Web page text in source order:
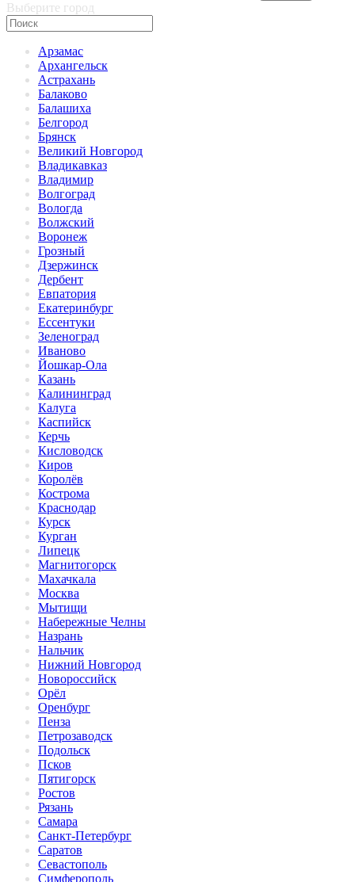
Выберите город
Арзамас
Архангельск
Астрахань
Балаково
Балашиха
Белгород
Брянск
Великий Новгород
Владикавказ
Владимир
Волгоград
Вологда
Волжский
Воронеж
Грозный
Дзержинск
Дербент
Евпатория
Екатеринбург
Ессентуки
Зеленоград
Иваново
Йошкар-Ола
Казань
Калининград
Калуга
Каспийск
Керчь
Кисловодск
Киров
Королёв
Кострома
Краснодар
Курск
Курган
Липецк
Магнитогорск
Махачкала
Москва
Мытищи
Набережные Челны
Назрань
Нальчик
Нижний Новгород
Новороссийск
Орёл
Оренбург
Пенза
Петрозаводск
Подольск
Псков
Пятигорск
Ростов
Рязань
Самара
Санкт-Петербург
Саратов
Севастополь
Симферополь